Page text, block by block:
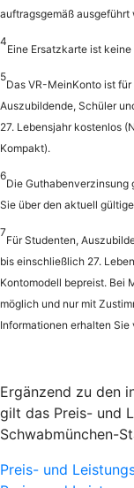
auftragsgemäß ausgeführt
4
Eine Ersatzkarte ist
5
Das VR-MeinKonto ist
Auszubildende, Schüler
27. Lebensjahr kostenlos
Kompakt).
6
Die Guthabenverzinsung
Sie über den aktuell
7
Für Studenten,
bis einschließlich 27.
Kontomodell bepreist. Bei
möglich und nur mit
Informationen erhalten Sie
Ergänzend zu den
gilt das Preis- und
Schwabmünchen-
Preis- und